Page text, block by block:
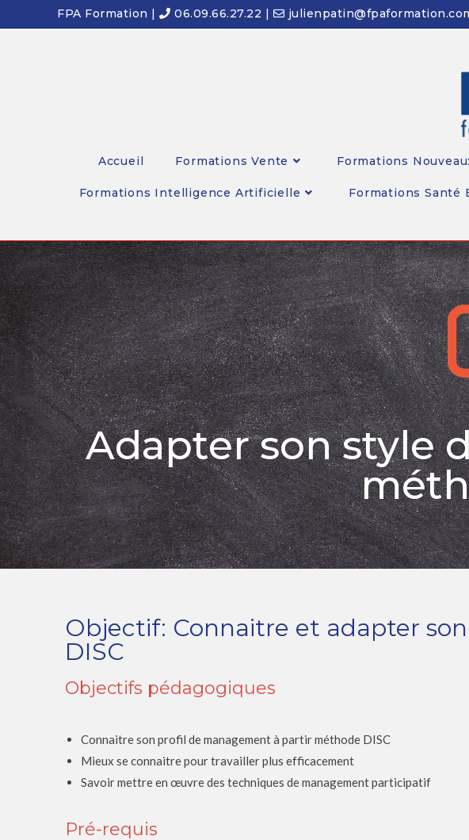
FPA Formation | 06.09.66.27.22 |
Accueil Formations Vente Formations
Formations Intelligence Artificielle Formations Santé
Adapter son style
Objectif: Connaitre et adapter
DISC
Objectifs pédagogiques
Connaitre son profil de management à partir méthode DISC
Mieux se connaitre pour travailler plus efficacement
Savoir mettre en œuvre des techniques de management participatif
Pré-requis